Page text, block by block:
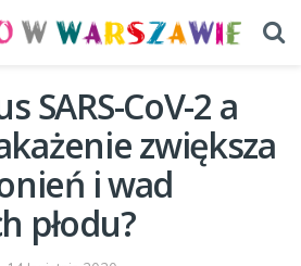
SARS-CoV-2 a
zwiększa
i wad
płodu?